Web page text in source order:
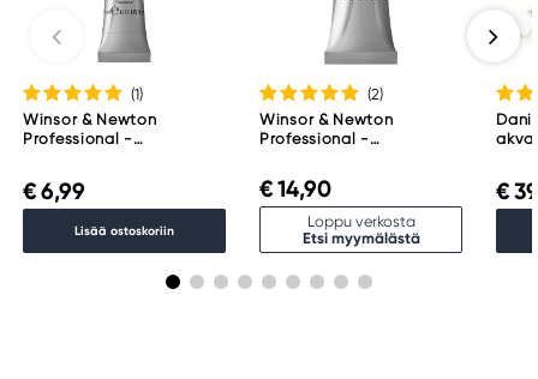
4150 1ST Ave S Seattle, WA
98134-2302 United States
(1)
Winsor & Newton
Professional -
€ 6,99
Lisää ostoskoriin
(2)
Winsor & Newton
Professional -
Payne's Gray 465
€ 14,90
Loppu verkosta
Etsi myymälästä
€